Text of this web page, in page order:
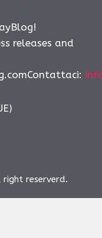
releases and
right reserverd.